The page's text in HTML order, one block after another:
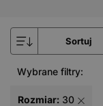
Sortuj
Wybrane filtry:
Rozmiar: 30